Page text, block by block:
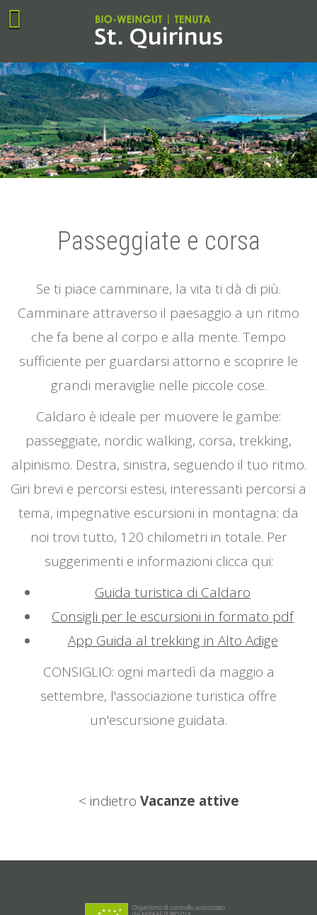
Passeggiate e corsa
Se ti piace camminare, la vita ti dà di più.
Camminare attraverso il paesaggio a un ritmo
che fa bene al corpo e alla mente. Tempo
sufficiente per guardarsi attorno e scoprire le
grandi meraviglie nelle piccole cose.
Caldaro è ideale per muovere le gambe:
passeggiate, nordic walking, corsa, trekking,
alpinismo. Destra, sinistra, seguendo il tuo ritmo.
Giri brevi e percorsi estesi, interessanti percorsi a
tema, impegnative escursioni in montagna: da
noi trovi tutto, 120 chilometri in totale. Per
suggerimenti e informazioni clicca qui:
Guida turistica di Caldaro
Consigli per le escursioni in formato pdf
App Guida al trekking in Alto Adige
CONSIGLIO: ogni martedì da maggio a
settembre, l'associazione turistica offre
un'escursione guidata.
< indietro Vacanze attive